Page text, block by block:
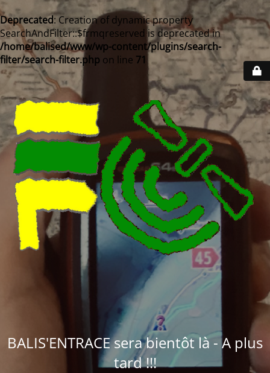
Deprecated: Creation of dynamic property
SearchAndFilter::$frmqreserved is deprecated in
/home/balised/www/wp-content/plugins/search-
filter/search-filter.php on line 71
BALIS'ENTRACE sera bientôt là - A plus
tard !!!